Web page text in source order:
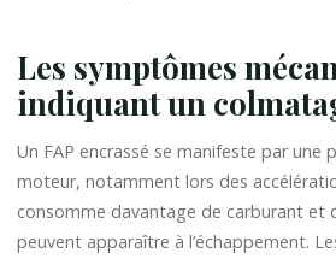
Les symptômes
indiquant un
Un FAP encrassé se manifeste par une
moteur, notamment lors des
consomme davantage de carburant et
peuvent apparaître à l’échappement.